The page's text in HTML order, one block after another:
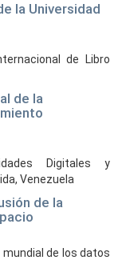
la Universidad
de Libro
de la
Digitales y
Venezuela
de la
mundial de los datos